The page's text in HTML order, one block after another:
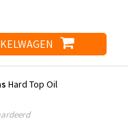
Hard Top Oil